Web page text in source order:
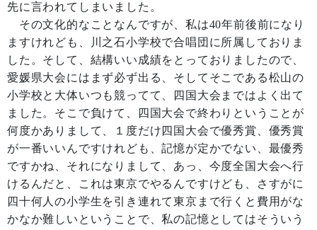
先に言われてしまいました。
その文化的なことなんですが、私は40年前後前になり
ますけれども、川之石小学校で合唱団に所属しておりま
した。そして、結構いい成績をとっておりましたので、
愛媛県大会にはまず必ず出る、そしてそこである松山の
小学校と大体いつも競ってて、四国大会まではよく出て
ました。そこで負けて、四国大会で終わりということが
何度かありまして、１度だけ四国大会で優秀賞、優秀賞
が一番いいんですけれども、記憶が定かでない、最優秀
ですかね、それになりまして、あっ、今度全国大会へ行
けるんだと、これは東京でやるんですけども、さすがに
四十何人の小学生を引き連れて東京まで行くと費用がな
かなか難しいということで、私の記憶としてはそういう